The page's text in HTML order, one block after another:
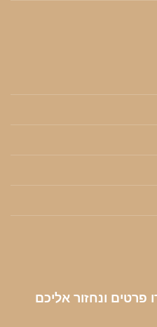
ונחזור אליכם